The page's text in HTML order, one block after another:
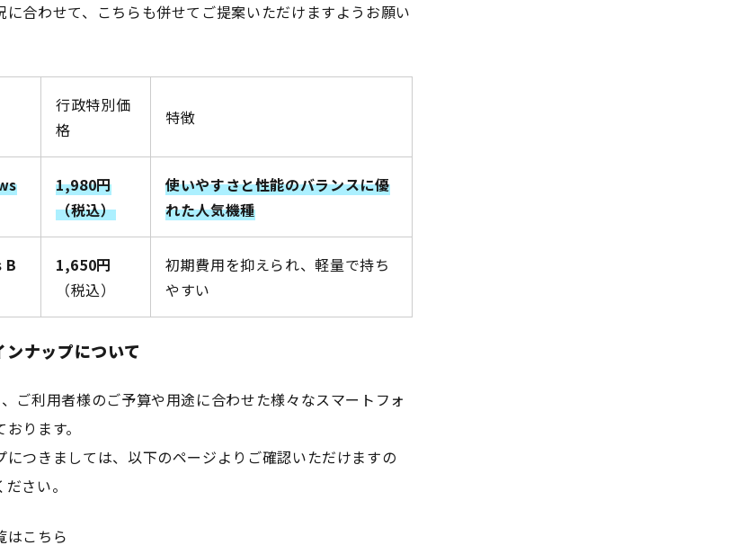
に合わせて、こちらも併せてご提案いただけますようお願い
行政特別価
格
特徴
1,980円
（税込）
使いやすさと性能のバランスに優
れた人気機種
B
1,650円
（税込）
初期費用を抑えられ、軽量で持ち
やすい
ナップについて
ご利用者様のご予算や用途に合わせた様々なスマートフォ
ります。
につきましては、以下のページよりご確認いただけますの
さい。
こちら